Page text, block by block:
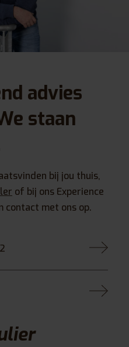
advies
staan
bij jou thuis,
of bij ons Experience
contact met ons op.